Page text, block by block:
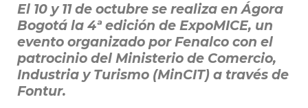
El 10 y 11 de octubre se realiza en Ágora
Bogotá la 4ª edición de ExpoMICE, un
evento organizado por Fenalco con el
patrocinio del Ministerio de Comercio,
Industria y Turismo (MinCIT) a través de
Fontur.